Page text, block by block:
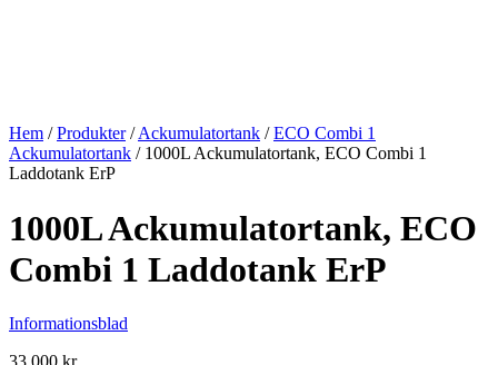
Hem /Produkter/Ackumulatortank /ECO Combi 1
Ackumulatortank / 1000L Ackumulatortank, ECO Combi 1
Laddotank ErP
1000L Ackumulatortank, ECO
Combi 1 Laddotank ErP
Informationsblad